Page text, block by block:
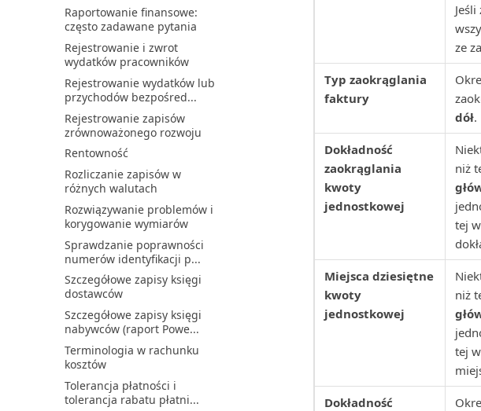
Raportowanie finansowe:
często zadawane pytania
Rejestrowanie i zwrot
wydatków pracowników
Rejestrowanie wydatków lub
przychodów bezpośred...
Rejestrowanie zapisów
zrównoważonego rozwoju
Rentowność
Rozliczanie zapisów w
różnych walutach
Rozwiązywanie problemów i
korygowanie wymiarów
Sprawdzanie poprawności
numerów identyfikacji p...
Szczegółowe zapisy księgi
dostawców
Szczegółowe zapisy księgi
nabywców (raport Powe...
Terminologia w rachunku
kosztów
Tolerancja płatności i
tolerancja rabatu płatni...
ze
Typ zaokrąglania
faktury
dół.
Dokładność
zaokrąglania
kwoty
jednostkowej
niż
tej
Miejsca dziesiętne
kwoty
jednostkowej
niż
tej
Dokładność